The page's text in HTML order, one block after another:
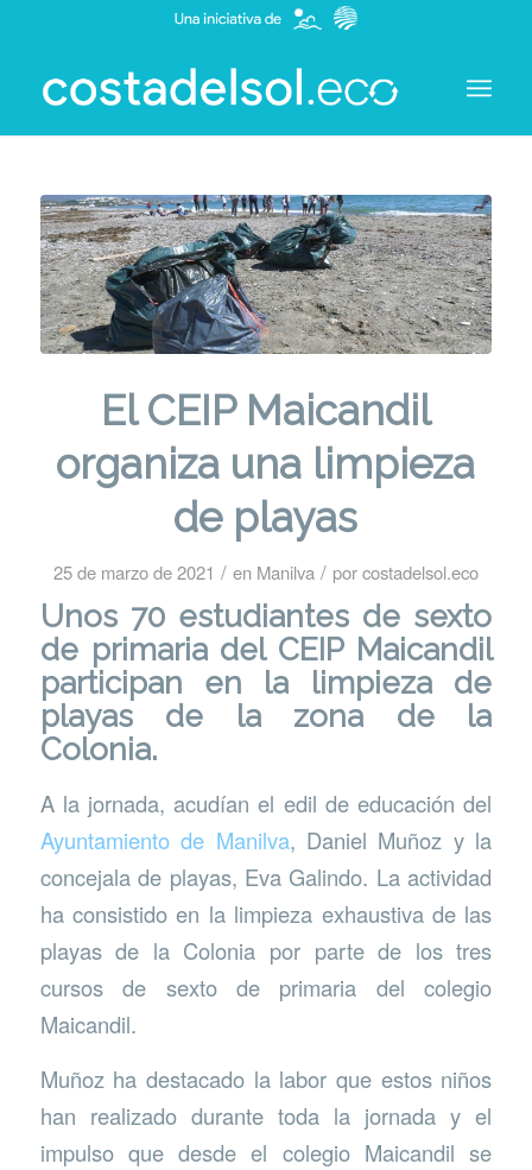
El CEIP Maicandil
organiza una limpieza
de playas
25 de marzo de 2021 / en Manilva / porcostadelsol.eco
Unos 70 estudiantes de sexto
de primaria del CEIP Maicandil
participan en la limpieza de
playas de la zona de la
Colonia.
A la jornada, acudían el edil de educación del
Ayuntamiento de Manilva, Daniel Muñoz y la
concejala de playas, Eva Galindo. La actividad
ha consistido en la limpieza exhaustiva de las
playas de la Colonia por parte de los tres
cursos de sexto de primaria del colegio
Maicandil.
Muñoz ha destacado la labor que estos niños
han realizado durante toda la jornada y el
impulso que desde el colegio Maicandil se